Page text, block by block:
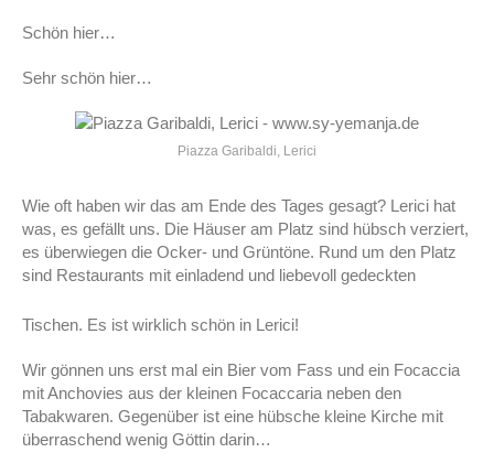
Schön hier…
Sehr schön hier…
Piazza Garibaldi, Lerici
Wie oft haben wir das am Ende des Tages gesagt? Lerici hat
was, es gefällt uns. Die Häuser am Platz sind hübsch verziert,
es überwiegen die Ocker- und Grüntöne. Rund um den Platz
sind Restaurants mit einladend und liebevoll gedeckten
Tischen. Es ist wirklich schön in Lerici!
Wir gönnen uns erst mal ein Bier vom Fass und ein Focaccia
mit Anchovies aus der kleinen Focaccaria neben den
Tabakwaren. Gegenüber ist eine hübsche kleine Kirche mit
überraschend wenig Göttin darin…